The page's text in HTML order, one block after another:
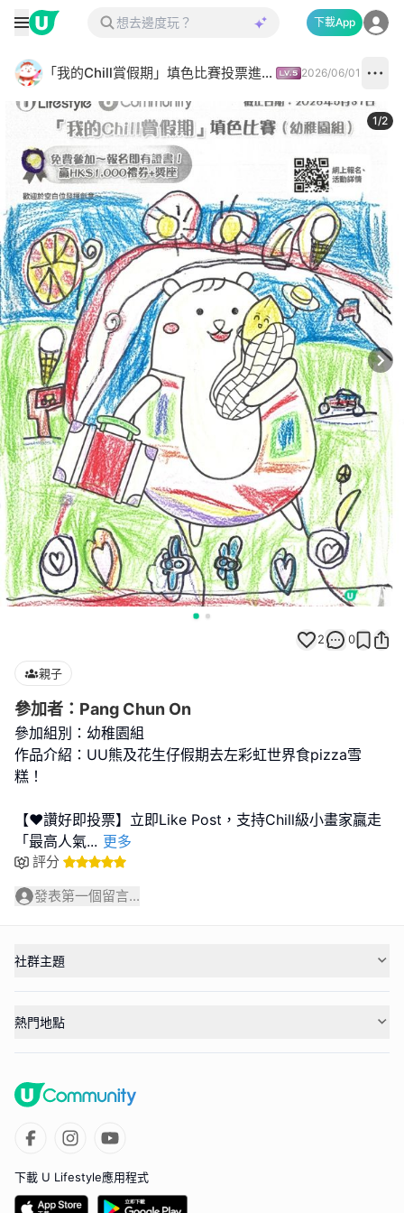
下載App
「我的Chill賞假期」填色比賽投票進行中✅ 2026/06/01
1/2
2 0
親子
參加者：Pang Chun On
參加組別：幼稚園組
作品介紹：UU熊及花生仔假期去左彩虹世界食pizza雪
糕！
【❤️讚好即投票】立即Like Post，支持Chill級小畫家贏走
「最高人氣... 更多
評分
發表第一個留言...
社群主題
熱門地點
下載 U Lifestyle應用程式